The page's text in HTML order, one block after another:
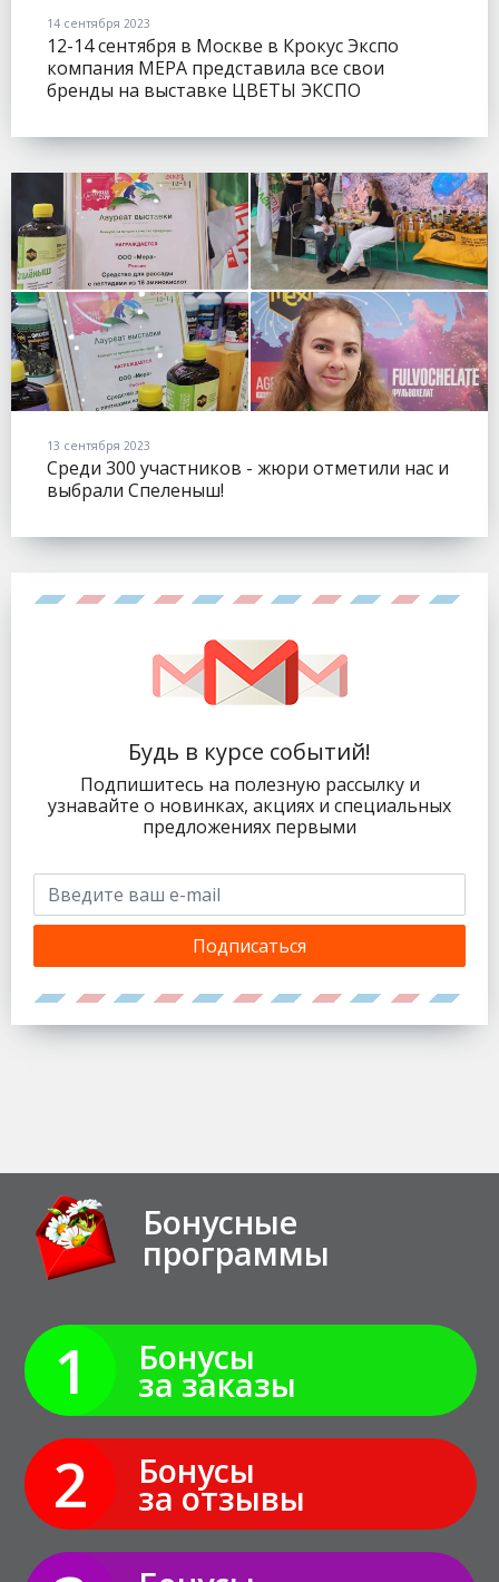
14 сентября 2023
12-14 сентября в Москве в Крокус Экспо
компания МЕРА представила все свои
бренды на выставке ЦВЕТЫ ЭКСПО
13 сентября 2023
Среди 300 участников - жюри отметили нас и
выбрали Спеленыш!
Будь в курсе событий!
Подпишитесь на полезную рассылку и
узнавайте о новинках, акциях и специальных
предложениях первыми
Подписаться
Бонусные
программы
1 Бонусы
за заказы
2 Бонусы
за отзывы